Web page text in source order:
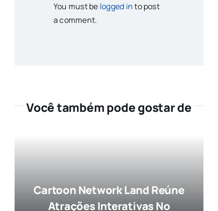
You must be logged into post
a comment.
Você também pode gostar de
Cartoon Network Land Reúne
Atrações Interativas No